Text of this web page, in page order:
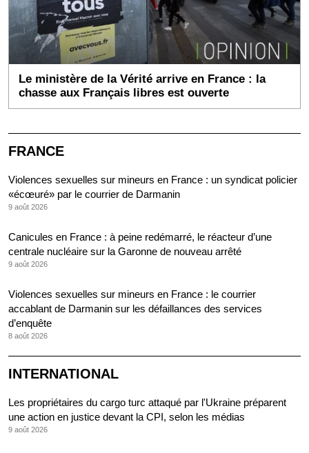
Le ministère de la Vérité arrive en France : la
chasse aux Français libres est ouverte
FRANCE
Violences sexuelles sur mineurs en France : un syndicat policier
«écœuré» par le courrier de Darmanin
9 août 2026
Canicules en France : à peine redémarré, le réacteur d’une
centrale nucléaire sur la Garonne de nouveau arrêté
9 août 2026
Violences sexuelles sur mineurs en France : le courrier
accablant de Darmanin sur les défaillances des services
d’enquête
8 août 2026
INTERNATIONAL
Les propriétaires du cargo turc attaqué par l'Ukraine préparent
une action en justice devant la CPI, selon les médias
9 août 2026